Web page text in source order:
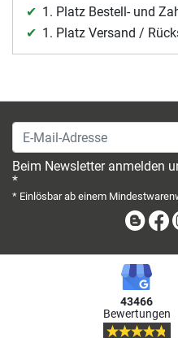
1. Platz Bestell- und
1. Platz Versand /
E-Mail-Adresse
Beim Newsletter anmelden
*
* Einlösbar ab einem
Blog
43466
Bewertungen